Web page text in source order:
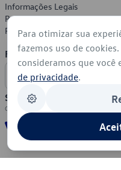
Informações Legais
Política de Privacidade
Política de Cookies
Formas de Pagamento
Segurança
Para otimizar sua
fazemos uso de
consideramos que você
de privacidade.